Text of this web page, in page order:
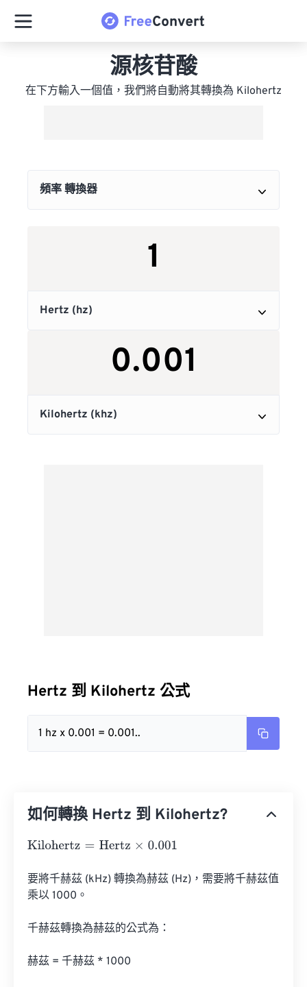
源核苷酸
在下方輸入一個值，我們將自動將其轉換為 Kilohertz
Hertz 到 Kilohertz 公式
1 hz x 0.001 = 0.001..
如何轉換 Hertz 到 Kilohertz?
Kilohertz=Hertz×0.001
要將千赫茲 (kHz) 轉換為赫茲 (Hz)，需要將千赫茲值
乘以 1000。
千赫茲轉換為赫茲的公式為：
赫茲 = 千赫茲 * 1000